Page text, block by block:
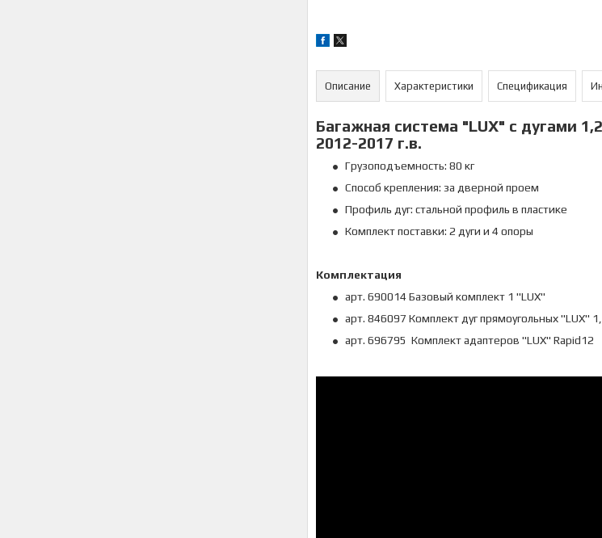
Описание Характеристики Спецификация
Багажная система "LUX" с дугами
2012-2017 г.в.
Грузоподъемность: 80 кг
Способ крепления: за дверной проем
Профиль дуг: стальной профиль в пластике
Комплект поставки: 2 дуги и 4 опоры
Комплектация
арт. 690014 Базовый комплект 1 "LUX"
арт. 846097 Комплект дуг прямоугольных "LUX"
арт. 696795 Комплект адаптеров "LUX" Rapid12